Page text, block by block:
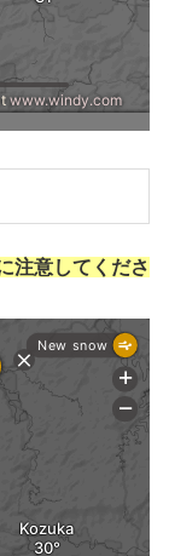
注意してくださ